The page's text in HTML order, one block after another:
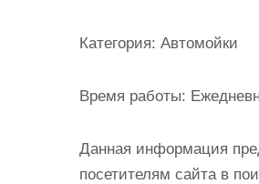
Категория: Автомойки
Время работы:
Данная информация
посетителям сайта в